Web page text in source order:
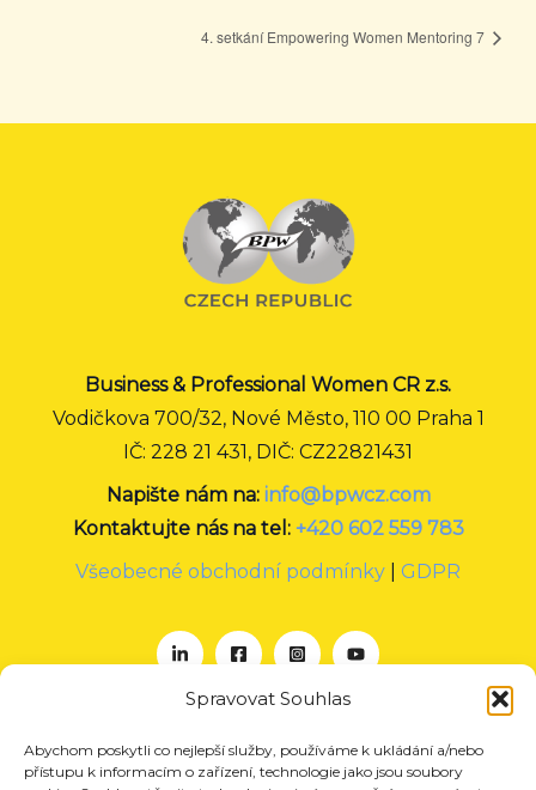
Spravovat Souhlas
Abychom poskytli co nejlepší služby, používáme k ukládání a/nebo
přístupu k informacím o zařízení, technologie jako jsou soubory
4. setkání Empowering Women Mentoring 7
Business & Professional Women CR z.s.
Vodičkova 700/32, Nové Město, 110 00 Praha 1
IČ: 228 21 431, DIČ: CZ22821431
Napište nám na: info@bpwcz.com
Kontaktujte nás na tel: +420 602 559 783
Všeobecné obchodní podmínky
GDPR
O nás